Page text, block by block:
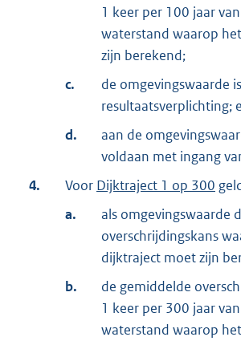
1 keer per 100 jaar
waterstand waarop
zijn berekend;
c.
de omgevingswaarde
resultaatsverplichting;
d.
aan de
voldaan met ingang
4.
Voor Dijktraject 1 op 300
a.
als omgevingswaarde
overschrijdingskans
dijktraject moet zijn
b.
de gemiddelde
1 keer per 300 jaar
waterstand waarop